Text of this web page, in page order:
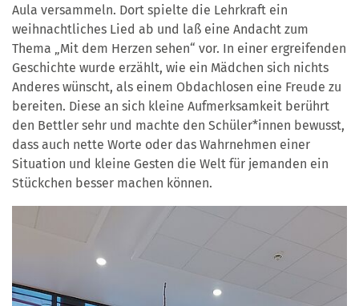
Aula versammeln. Dort spielte die Lehrkraft ein
weihnachtliches Lied ab und laß eine Andacht zum
Thema „Mit dem Herzen sehen“ vor. In einer ergreifenden
Geschichte wurde erzählt, wie ein Mädchen sich nichts
Anderes wünscht, als einem Obdachlosen eine Freude zu
bereiten. Diese an sich kleine Aufmerksamkeit berührt
den Bettler sehr und machte den Schüler*innen bewusst,
dass auch nette Worte oder das Wahrnehmen einer
Situation und kleine Gesten die Welt für jemanden ein
Stückchen besser machen können.